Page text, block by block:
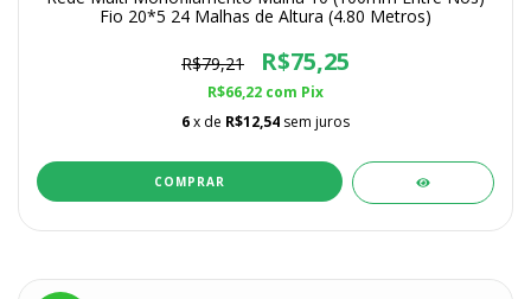
Fio 20*5 24 Malhas de Altura (4.80 Metros)
R$79,21 R$75,25
R$66,22 com Pix
6x de R$12,54 sem juros
COMPRAR